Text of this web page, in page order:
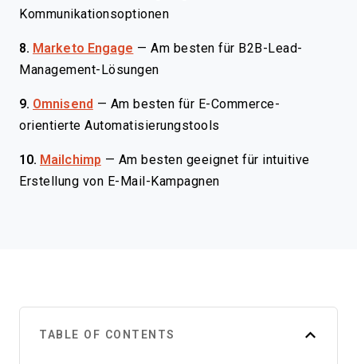
Kommunikationsoptionen
8. Marketo Engage —Am besten für B2B-Lead-
Management-Lösungen
9. Omnisend — Am besten für E-Commerce-
orientierte Automatisierungstools
10. Mailchimp — Am besten geeignet für intuitive
Erstellung von E-Mail-Kampagnen
TABLE OF CONTENTS